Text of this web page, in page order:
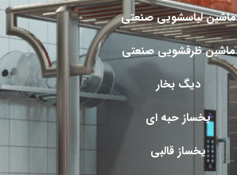
ماشین لباسشویی صنعتی
ماشین ظرفشویی صنعتی
دیگ بخار
یخساز حبه ای
یخساز قالبی